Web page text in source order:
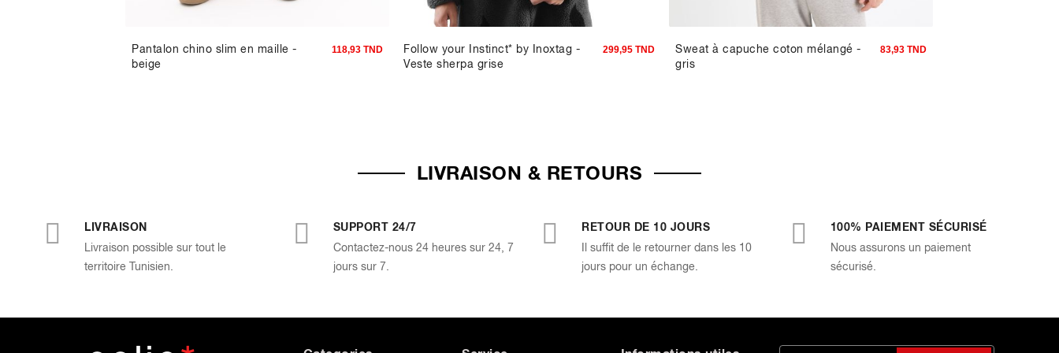
Pantalon chino slim en maille -
beige
118,93 TND
Follow your Instinct* by Inoxtag -
Veste sherpa grise
299,95 TND
Sweat à capuche coton mélangé -
gris
83,93 TND
LIVRAISON & RETOURS
LIVRAISON
Livraison possible sur tout le
territoire Tunisien.
SUPPORT 24/7
Contactez-nous 24 heures sur 24, 7
jours sur 7.
RETOUR DE 10 JOURS
Il suffit de le retourner dans les 10
jours pour un échange.
100% PAIEMENT SÉCURISÉ
Nous assurons un paiement
sécurisé.